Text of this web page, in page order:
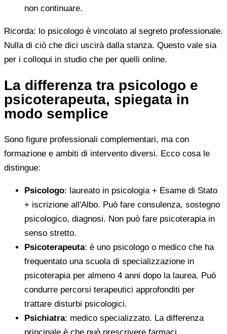
non continuare.
Ricorda: lo psicologo è vincolato al segreto professionale.
Nulla di ciò che dici uscirà dalla stanza. Questo vale sia
per i colloqui in studio che per quelli online.
La differenza tra psicologo e
psicoterapeuta, spiegata in
modo semplice
Sono figure professionali complementari, ma con
formazione e ambiti di intervento diversi. Ecco cosa le
distingue:
Psicologo: laureato in psicologia + Esame di Stato
+ iscrizione all'Albo. Può fare consulenza, sostegno
psicologico, diagnosi. Non può fare psicoterapia in
senso stretto.
Psicoterapeuta: è uno psicologo o medico che ha
frequentato una scuola di specializzazione in
psicoterapia per almeno 4 anni dopo la laurea. Può
condurre percorsi terapeutici approfonditi per
trattare disturbi psicologici.
Psichiatra: medico specializzato. La differenza